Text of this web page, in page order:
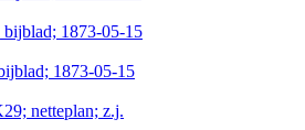
1873-05-15
1873-05-15
netteplan; z.j.